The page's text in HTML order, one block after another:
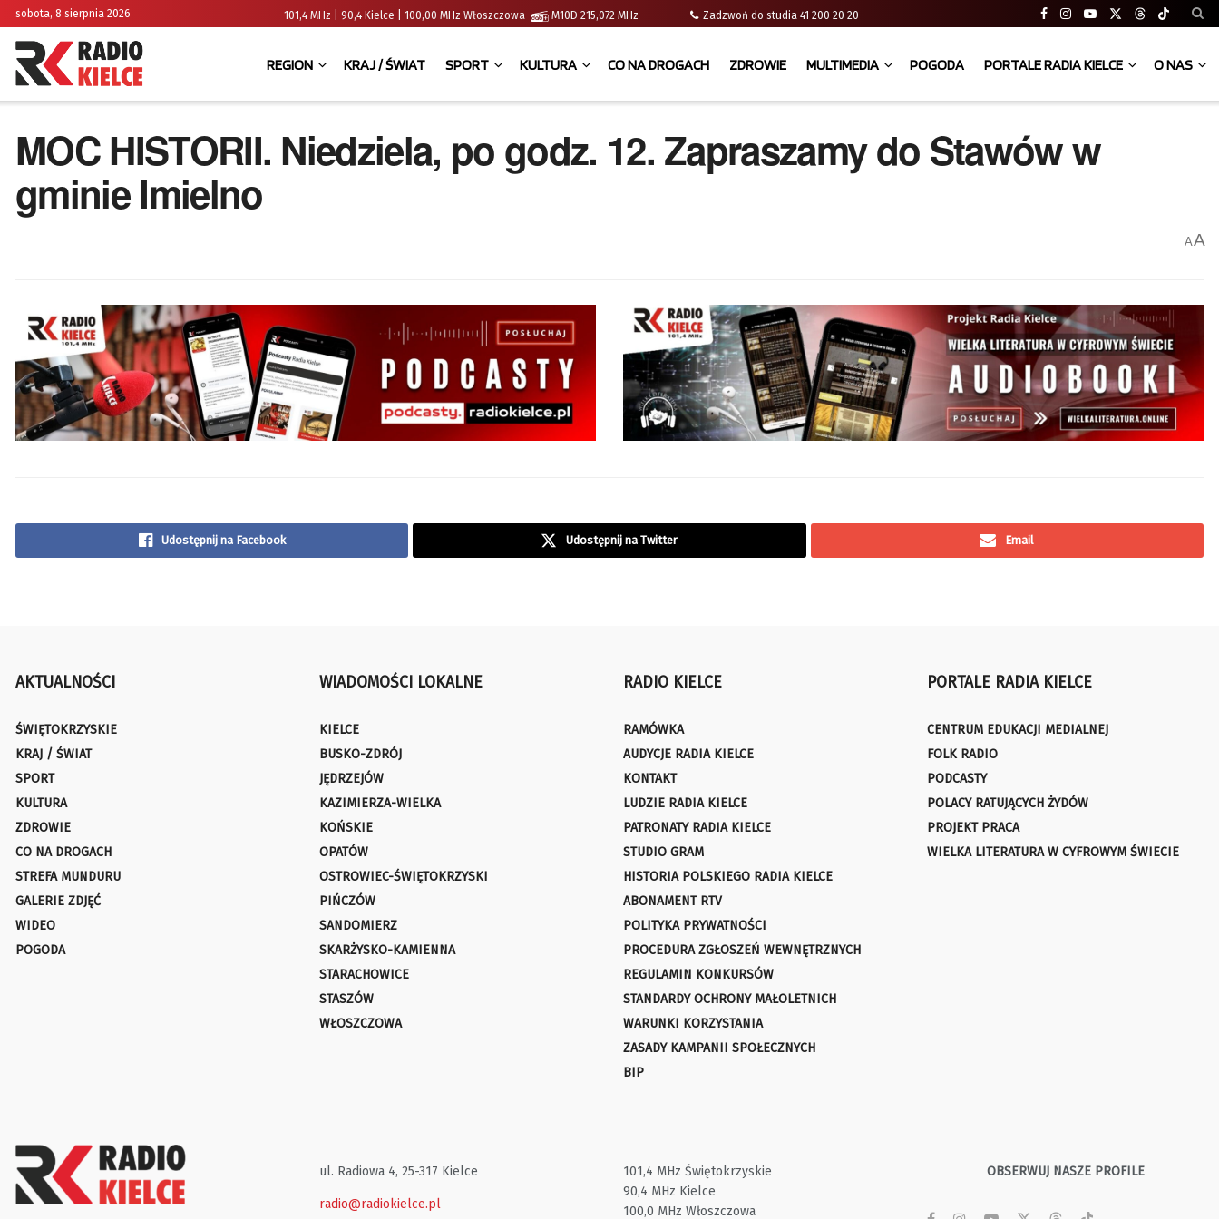
sobota, 8 sierpnia 2026 101,4 MHz | 90,4 Kielce | 100,00 MHz Włoszczowa M10D 215,072 MHz Zadzwoń do studia 41 200 20 20
REGION KRAJ / ŚWIAT SPORT KULTURA CO NA DROGACH ZDROWIE MULTIMEDIA POGODA PORTALE RADIA KIELCE O NAS
MOC HISTORII. Niedziela, po godz. 12. Zapraszamy do Stawów w
gminie Imielno
AA
Udostępnij na Facebook Udostępnij na Twitter Email
AKTUALNOŚCI
ŚWIĘTOKRZYSKIE
KRAJ / ŚWIAT
SPORT
KULTURA
ZDROWIE
CO NA DROGACH
STREFA MUNDURU
GALERIE ZDJĘĆ
WIDEO
POGODA
WIADOMOŚCI LOKALNE
KIELCE
BUSKO-ZDRÓJ
JĘDRZEJÓW
KAZIMIERZA-WIELKA
KOŃSKIE
OPATÓW
OSTROWIEC-ŚWIĘTOKRZYSKI
PIŃCZÓW
SANDOMIERZ
SKARŻYSKO-KAMIENNA
STARACHOWICE
STASZÓW
WŁOSZCZOWA
RADIO KIELCE
RAMÓWKA
AUDYCJE RADIA KIELCE
KONTAKT
LUDZIE RADIA KIELCE
PATRONATY RADIA KIELCE
STUDIO GRAM
HISTORIA POLSKIEGO RADIA KIELCE
ABONAMENT RTV
POLITYKA PRYWATNOŚCI
PROCEDURA ZGŁOSZEŃ WEWNĘTRZNYCH
REGULAMIN KONKURSÓW
STANDARDY OCHRONY MAŁOLETNICH
WARUNKI KORZYSTANIA
ZASADY KAMPANII SPOŁECZNYCH
BIP
PORTALE RADIA KIELCE
CENTRUM EDUKACJI MEDIALNEJ
FOLK RADIO
PODCASTY
POLACY RATUJĄCYCH ŻYDÓW
PROJEKT PRACA
WIELKA LITERATURA W CYFROWYM ŚWIECIE
ul. Radiowa 4, 25-317 Kielce
radio@radiokielce.pl
101,4 MHz Świętokrzyskie
90,4 MHz Kielce
100,0 MHz Włoszczowa
OBSERWUJ NASZE PROFILE